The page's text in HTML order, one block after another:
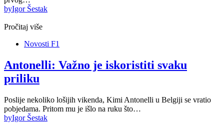
byIgor Šestak
Pročitaj više
Novosti F1
Antonelli: Važno je iskoristiti svaku
priliku
Poslije nekoliko lošijih vikenda, Kimi Antonelli u Belgiji se vratio
pobjedama. Pritom mu je išlo na ruku što…
byIgor Šestak